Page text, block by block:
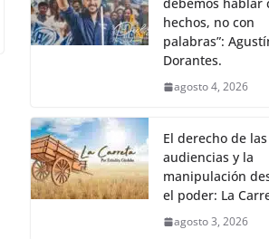
hechos, no con
palabras”:
Dorantes.
agosto 4, 2026
El derecho de las
audiencias y la
manipulación
el poder: La
agosto 3, 2026